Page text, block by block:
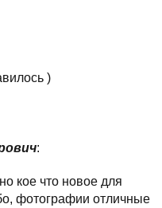
)
:
кое что новое для
фотографии отличные